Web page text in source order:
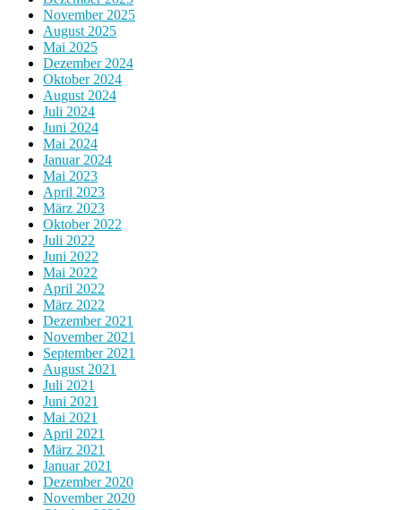
November 2025
August 2025
Mai 2025
Dezember 2024
Oktober 2024
August 2024
Juli 2024
Juni 2024
Mai 2024
Januar 2024
Mai 2023
April 2023
März 2023
Oktober 2022
Juli 2022
Juni 2022
Mai 2022
April 2022
März 2022
Dezember 2021
November 2021
September 2021
August 2021
Juli 2021
Juni 2021
Mai 2021
April 2021
März 2021
Januar 2021
Dezember 2020
November 2020